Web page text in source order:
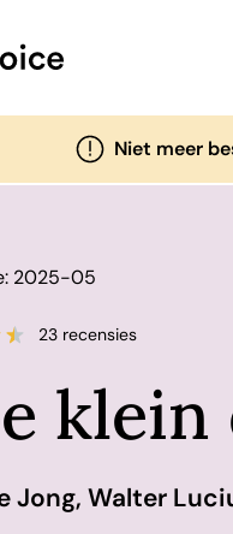
Niet meer
2025-05
23 recensies
klein
Jong, Walter